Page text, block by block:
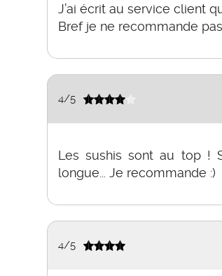
J’ai écrit au service client
Bref je ne recommande pas.
4/5
Les sushis sont au top !
longue... Je recommande :)
4/5